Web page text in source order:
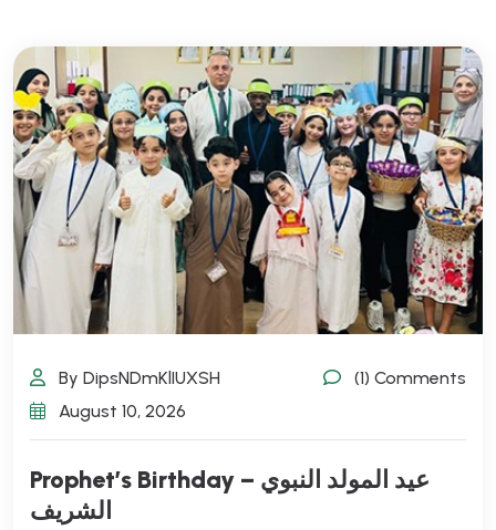
By DipsNDmKlIUXSH
(1) Comments
August 10, 2026
Prophet’s Birthday – عيد المولد النبوي
الشريف